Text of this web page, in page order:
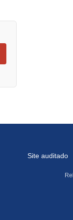
Site auditado